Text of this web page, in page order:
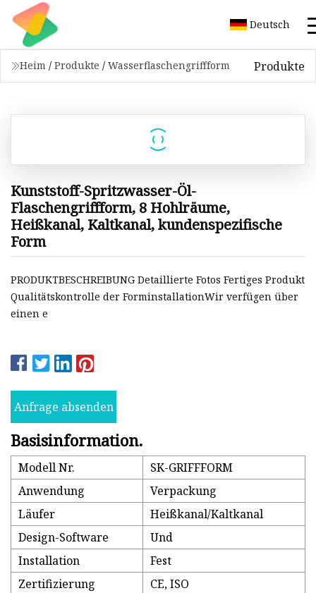
Deutsch
Heim / Produkte / Wasserflaschengriffform Produkte
Kunststoff-Spritzwasser-Öl-
Flaschengriffform, 8 Hohlräume,
Heißkanal, Kaltkanal, kundenspezifische
Form
PRODUKTBESCHREIBUNG Detaillierte Fotos Fertiges Produkt
Qualitätskontrolle der ForminstallationWir verfügen über
einen e
Anfrage absenden
Basisinformation.
Modell Nr.
SK-GRIFFFORM
Anwendung
Verpackung
Läufer
Heißkanal/Kaltkanal
Design-Software
Und
Installation
Fest
Zertifizierung
CE, ISO